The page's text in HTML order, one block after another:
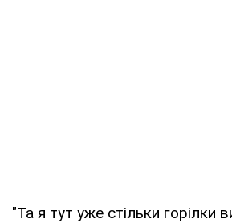
"Та я тут уже стільки горілки